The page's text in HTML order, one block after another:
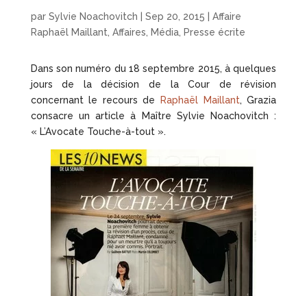
par Sylvie Noachovitch | Sep 20, 2015 | Affaire
Raphaël Maillant Affaires Média, Presse écrite
Dans son numéro du 18 septembre 2015, à quelques
jours de la décision de la Cour de révision
concernant le recours deRaphaël Maillant, Grazia
consacre un article à Maître Sylvie Noachovitch :
« L’Avocate Touche-à-tout ».